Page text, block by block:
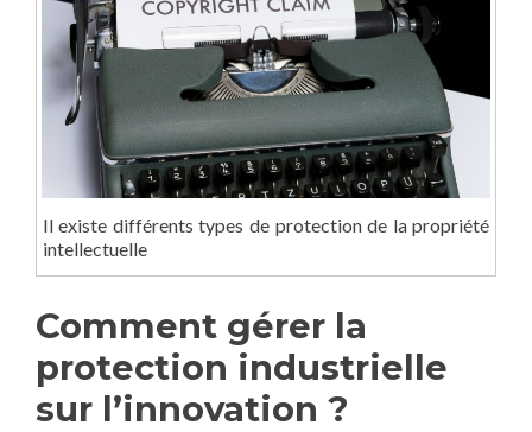
Il existe différents types de protection de la propriété
intellectuelle
Comment gérer la
protection industrielle
sur l’innovation ?